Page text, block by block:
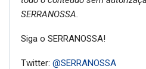
SERRANOSSA.
Siga o SERRANOSSA!
Twitter: @SERRANOSSA